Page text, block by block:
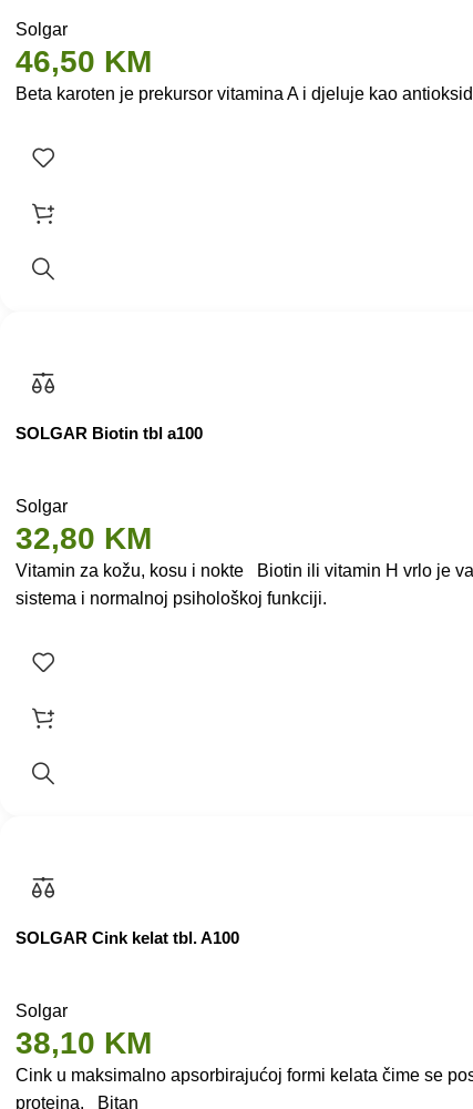
Solgar
46,50 KM
Beta karoten je prekursor vitamina A i djeluje kao
SOLGAR Biotin tbl a100
Solgar
32,80 KM
Vitamin za kožu, kosu i nokte Biotin ili vitamin H vrlo je
sistema i normalnoj psihološkoj funkciji.
SOLGAR Cink kelat tbl. A100
Solgar
38,10 KM
Cink u maksimalno apsorbirajućoj formi kelata čime se
proteina. Bitan